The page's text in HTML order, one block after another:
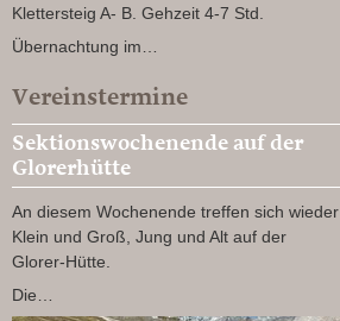
Klettersteig A- B. Gehzeit 4-7 Std.
Übernachtung im…
Vereinstermine
Sektionswochenende auf der
Glorerhütte
An diesem Wochenende treffen sich wieder
Klein und Groß, Jung und Alt auf der
Glorer-Hütte.
Die…